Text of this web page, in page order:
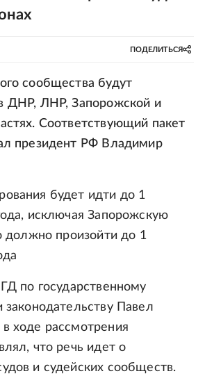
ПОДЕЛИТЬСЯ
сообщества будут
ДНР, ЛНР, Запорожской и
Соответствующий пакет
президент РФ Владимир
будет идти до 1
исключая Запорожскую
должно произойти до 1
по государственному
законодательству Павел
ходе рассмотрения
что речь идет о
и судейских сообществ.